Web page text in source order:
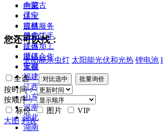
内蒙古
辽宁
吉林
黑龙江
江苏
浙江
安徽
福建
江西
山东
河南
湖北
湖南
全部
供应
提供服务
供应二手
提供加工
提供合作
库存
您还可以找：
太阳能杀虫灯 太阳能光伏和光热 锂电池
全选
按时间：
按顺序：
标价
图片
VIP
大图 列表